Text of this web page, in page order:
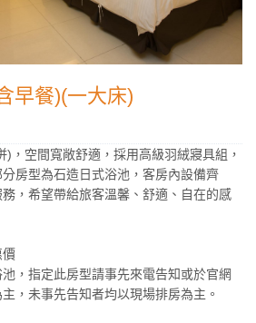
早餐)(一大床)
，空間寬敞舒適，採用高級羽絨寢具組，
房型為石造日式浴池，客房內設備齊
，希望帶給旅客溫馨、舒適、自在的感
價
，指定此房型請事先來電告知或於官網
，未事先告知者均以現場排房為主。